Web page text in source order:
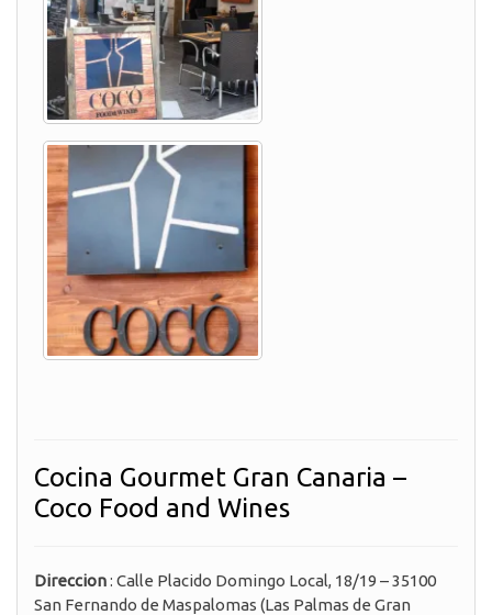
Cocina Gourmet Gran Canaria –
Coco Food and Wines
Direccion: Calle Placido Domingo Local, 18/19 – 35100
San Fernando de Maspalomas (Las Palmas de Gran